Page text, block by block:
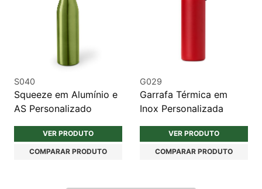
S040
Squeeze em Alumínio e
AS Personalizado
VER PRODUTO
COMPARAR PRODUTO
G029
Garrafa Térmica em
Inox Personalizada
VER PRODUTO
COMPARAR PRODUTO